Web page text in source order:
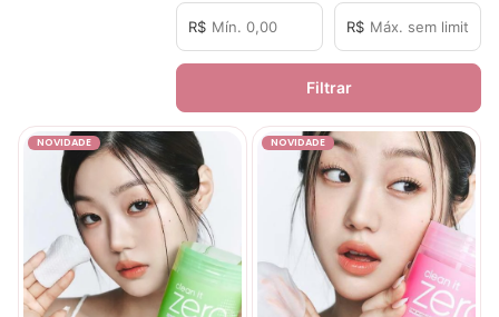
R$ R$
Filtrar
NOVIDADE NOVIDADE